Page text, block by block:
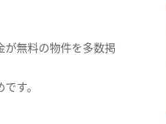
無料の物件を多数掲
す。